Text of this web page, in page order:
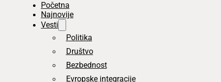
Početna
Najnovije
Vesti
Politika
Društvo
Bezbednost
Evropske integracije